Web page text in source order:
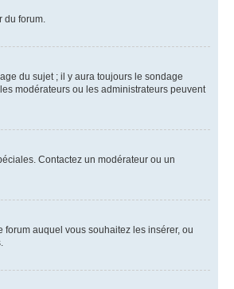
du forum.
du sujet ; il y aura toujours le sondage
modérateurs ou les administrateurs peuvent
Contactez un modérateur ou un
forum auquel vous souhaitez les insérer, ou